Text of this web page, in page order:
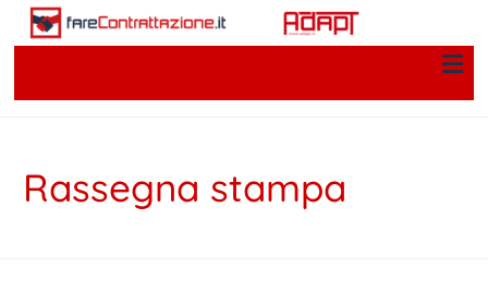
Rassegna stampa